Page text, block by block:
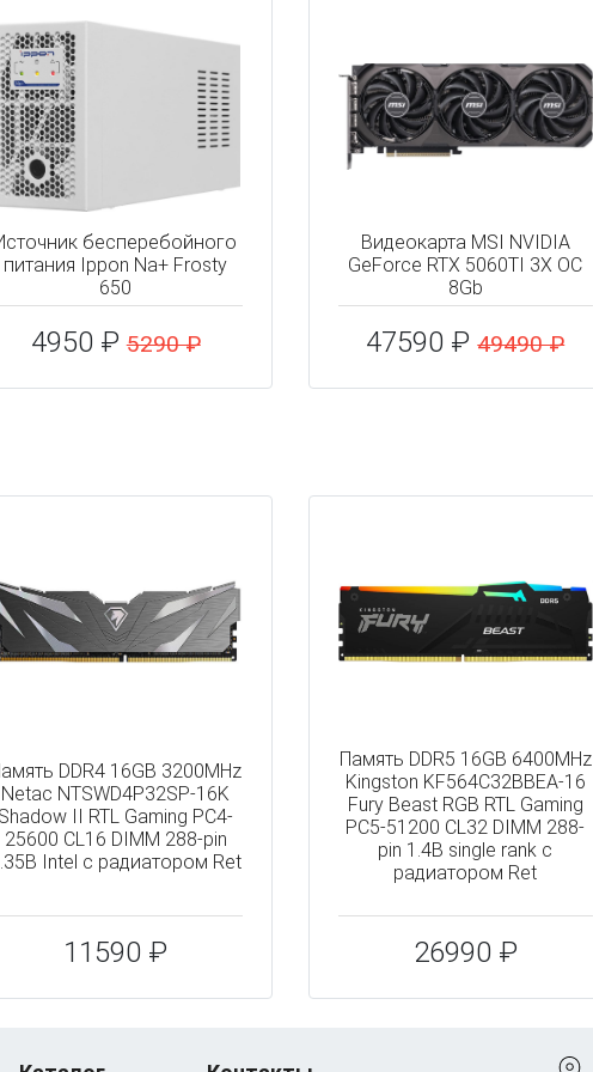
бесперебойного
питания Ippon Na+ Frosty
650
4950 ₽5290 ₽
Видеокарта MSI NVIDIA
GeForce RTX 5060TI 3X OC
8Gb
47590 ₽49490 ₽
DDR4 16GB 3200MHz
Netac NTSWD4P32SP-16K
Shadow II RTL Gaming PC4-
25600 CL16 DIMM 288-pin
Intel с радиатором Ret
11590 ₽
Память DDR5 16GB 6400MHz
Kingston KF564C32BBEA-16
Fury Beast RGB RTL Gaming
PC5-51200 CL32 DIMM 288-
pin 1.4В single rank с
радиатором Ret
26990 ₽